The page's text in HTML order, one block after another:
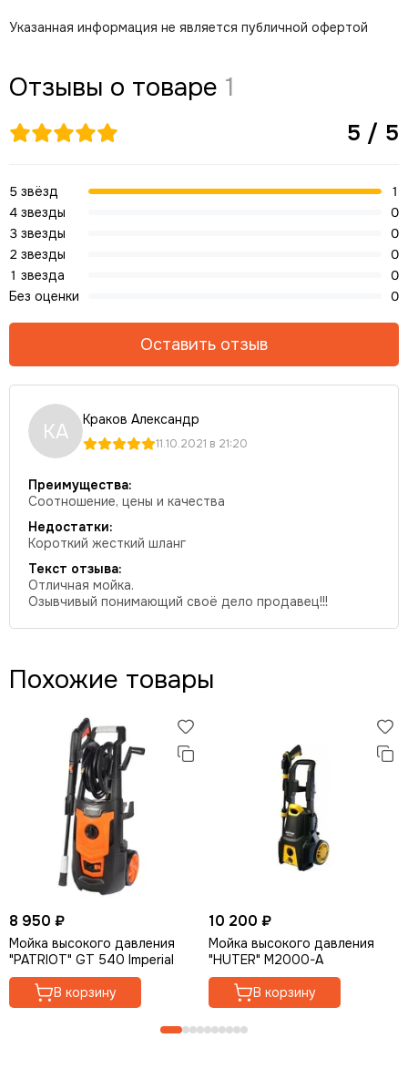
Указанная информация не является публичной офертой
Отзывы о товаре 1
КА Краков Александр
11.10.2021 в 21:20
Преимущества:
Соотношение, цены и качества
Недостатки:
Короткий жесткий шланг
Текст отзыва:
Отличная мойка.
Озывчивый понимающий своё дело продавец!!!
5 / 5
5 звёзд
1
4 звезды
0
3 звезды
0
2 звезды
0
1 звезда
0
Без оценки
0
Оставить отзыв
Похожие товары
8 950 ₽
Мойка высокого давления
"PATRIOT" GT 540 Imperial
В корзину
10 200 ₽
Мойка высокого давления
"HUTER" M2000-A
В корзину